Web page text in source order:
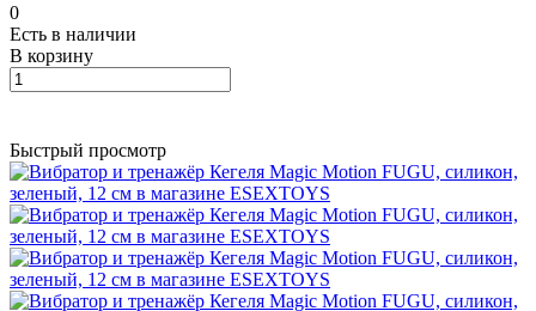
0
Есть в наличии
В корзину
Быстрый просмотр